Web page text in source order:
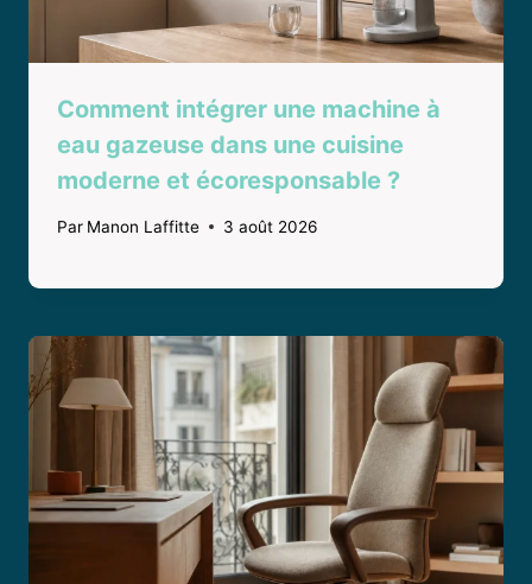
Comment intégrer une machine à
eau gazeuse dans une cuisine
moderne et écoresponsable ?
Par Manon Laffitte 3 août 2026